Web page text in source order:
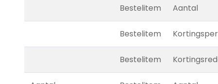
Bestelitem Aantal
Bestelitem
Bestelitem